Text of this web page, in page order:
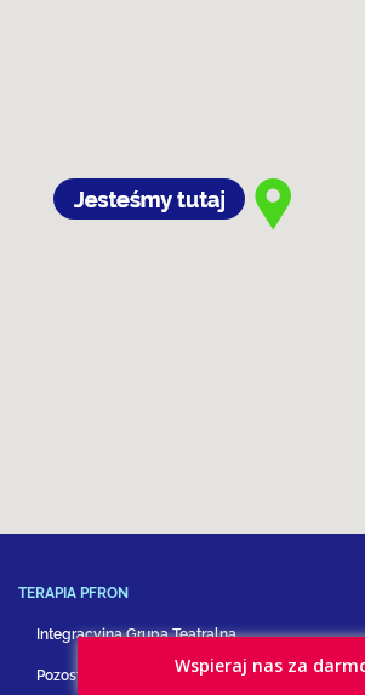
TERAPIA PFRON
Integracyjna Grupa Teatralna
Pozostałe formy terapiiWspieraj nas za